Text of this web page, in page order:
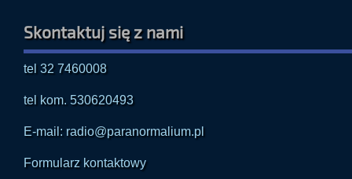
Skontaktuj się z nami
tel 32 7460008
tel kom. 530620493
E-mail: radio@paranormalium.pl
Formularz kontaktowy